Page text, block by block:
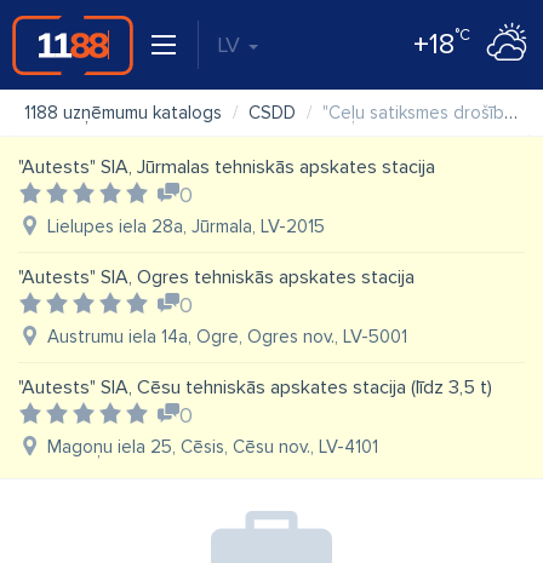
LV +18°C
1188 uzņēmumu katalogs CSDD "Ceļu satiksmes drošības direkcija (CSDD)" VAS, Rīgas klientu apkalpošanas centrs
"Autests" SIA, Jūrmalas tehniskās apskates stacija
0
Lielupes iela 28a, Jūrmala, LV-2015
"Autests" SIA, Ogres tehniskās apskates stacija
0
Austrumu iela 14a, Ogre, Ogres nov., LV-5001
"Autests" SIA, Cēsu tehniskās apskates stacija (līdz 3,5 t)
0
Magoņu iela 25, Cēsis, Cēsu nov., LV-4101